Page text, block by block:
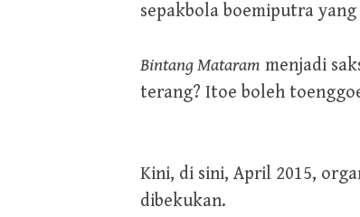
sepakbola boemiputra
Bintang Mataram menjadi
terang? Itoe boleh
Kini, di sini, April 2015,
dibekukan.